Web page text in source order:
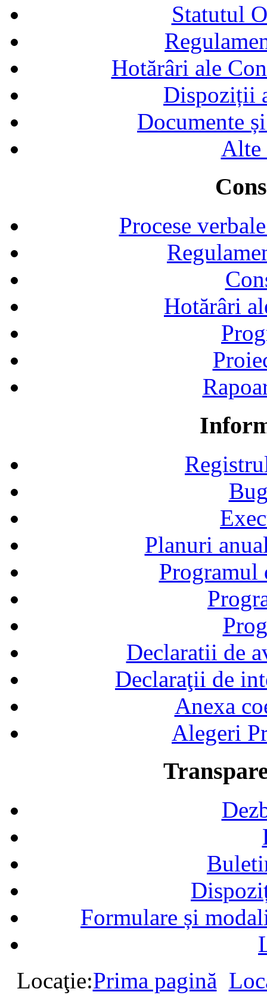
Statutul
Hotărâri ale
Dispoziții
Documente
Alte
Procese
Hotărâri
Planuri
Declaratii de
Declaraţii de
Anexa
Alegeri
Formulare și
Locaţie:Prima pagină